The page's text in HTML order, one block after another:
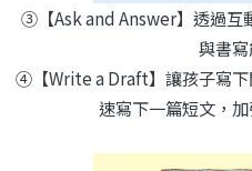
③ 【Ask and Answer】透過
與書寫
④【Write a Draft】讓孩子寫下
速寫下一篇短文，